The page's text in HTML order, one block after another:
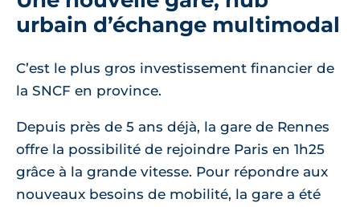
urbain d’échange multimodal
C’est le plus gros investissement financier de
la SNCF en province.
Depuis près de 5 ans déjà, la gare de Rennes
offre la possibilité de rejoindre Paris en 1h25
grâce à la grande vitesse. Pour répondre aux
nouveaux besoins de mobilité, la gare a été